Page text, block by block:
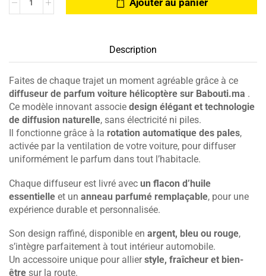
Ajouter au panier
Description
Faites de chaque trajet un moment agréable grâce à ce
diffuseur de parfum voiture hélicoptère sur Babouti.ma .
Ce modèle innovant associe design élégant et technologie
de diffusion naturelle, sans électricité ni piles.
Il fonctionne grâce à la rotation automatique des pales,
activée par la ventilation de votre voiture, pour diffuser
uniformément le parfum dans tout l’habitacle.
Chaque diffuseur est livré avec un flacon d’huile
essentielle et un anneau parfumé remplaçable, pour une
expérience durable et personnalisée.
Son design raffiné, disponible en argent, bleu ou rouge,
s’intègre parfaitement à tout intérieur automobile.
Un accessoire unique pour allierstyle, fraîcheur et bien-
être sur la route.